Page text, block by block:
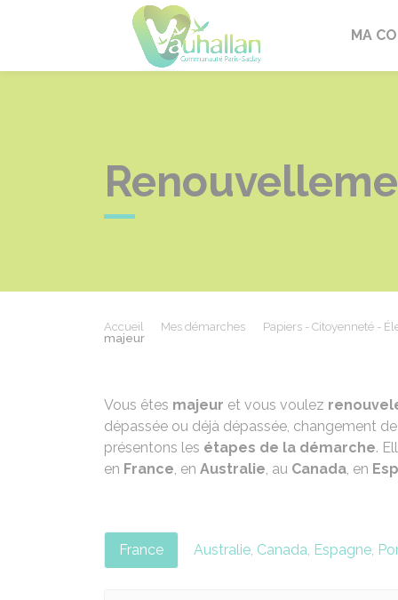
Vauhallan
MA
Accueil Mes démarches
Papiers - Citoyenneté -
majeur
Vous êtes majeur et vous voulez
dépassée ou déjà dépassée, changement
présentons les étapes de la démarche.
en France, en Australie, au Canada, en
France Australie, Canada, Espagne,